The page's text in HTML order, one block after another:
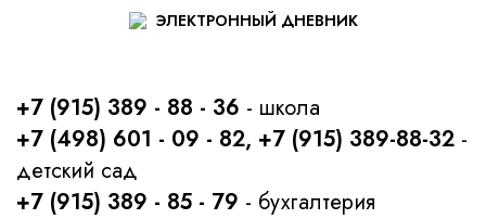
ЭЛЕКТРОННЫЙ ДНЕВНИК
+7 (915) 389 - 88 - 36 - школа
+7 (498) 601 - 09 - 82, +7 (915) 389-88-32 -
детский сад
+7 (915) 389 - 85 - 79 - бухгалтерия